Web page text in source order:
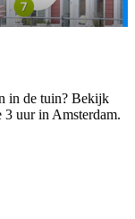
in de tuin? Bekijk
3 uur in Amsterdam.